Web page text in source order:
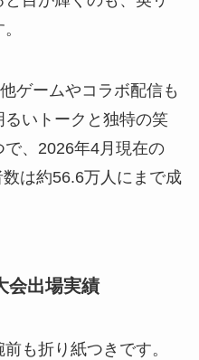
ゲームやコラボ配信も
いトークと独特の笑
、2026年4月現在の
は約56.6万人にまで成
会出場実績
も折り紙つきです。